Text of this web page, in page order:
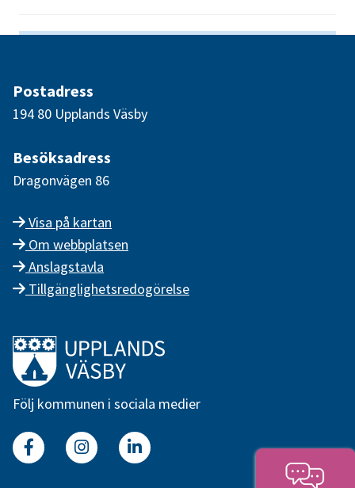
Postadress
194 80 Upplands Väsby
Besöksadress
Dragonvägen 86
Visa på kartan
Om webbplatsen
Anslagstavla
Tillgänglighetsredogörelse
Länk till startsidan
Följ kommunen i sociala medier
FacebookInstagramLinkedin